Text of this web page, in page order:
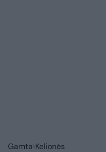
Gamta Kelionės